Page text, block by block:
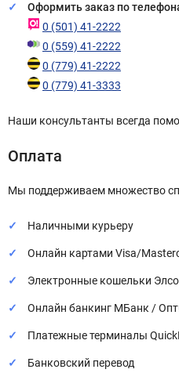
Оформить заказ по
0 (501) 41-2222
0 (559) 41-2222
0 (779) 41-2222
0 (779) 41-3333
Наши консультанты всегда
Оплата
Мы поддерживаем множество
Наличными курьеру
Онлайн картами Visa/
Электронные кошельки
Онлайн банкинг МБанк /
Платежные терминалы
Банковский перевод